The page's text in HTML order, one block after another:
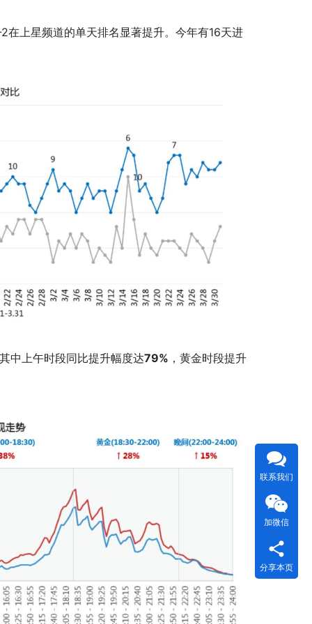
上星频道的单天排名显著提升。今年有16天进
中上午时段同比提升幅度达79% ，黄金时段提升
联系我们
加微信
分享本页